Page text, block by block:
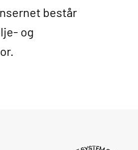
består
og